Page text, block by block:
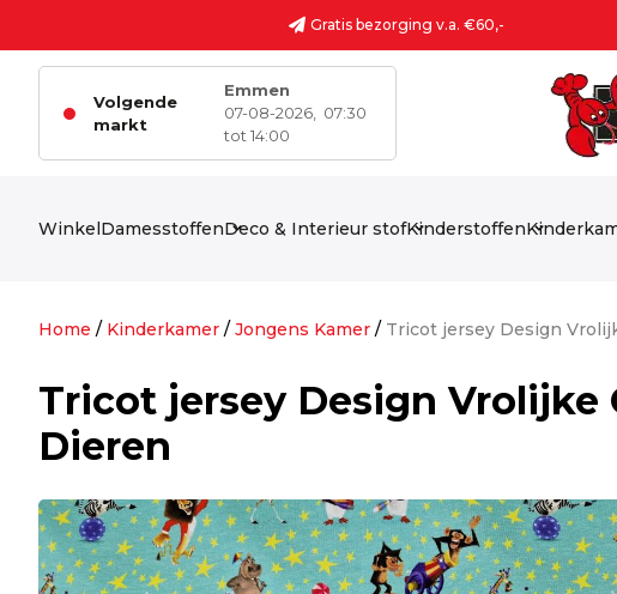
Gratis bezorging v.a. €60,-
Volgende
markt
Emmen
07-08-2026,
07:30
tot 14:00
WinkelDamesstoffenDeco & Interieur stofKinderstoffen
Home / Kinderkamer / Jongens Kamer / Tricot jersey Design
Tricot jersey Design Vrolijke
Dieren